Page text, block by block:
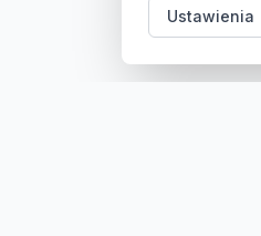
Ustawienia